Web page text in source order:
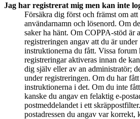
Jag har registrerat mig men kan inte
Försäkra dig först och främst om att
användarnamn och lösenord. Om
saker ha hänt. Om COPPA-stöd är
registreringen angav att du är under
instruktionerna du fått. Vissa forum
registreringar aktiveras innan de
dig själv eller av an administratör;
under registreringen. Om du har
instruktionerna i det. Om du inte
kanske du angav en felaktig e-
postmeddelandet i ett
postadressen du angav var korrekt,